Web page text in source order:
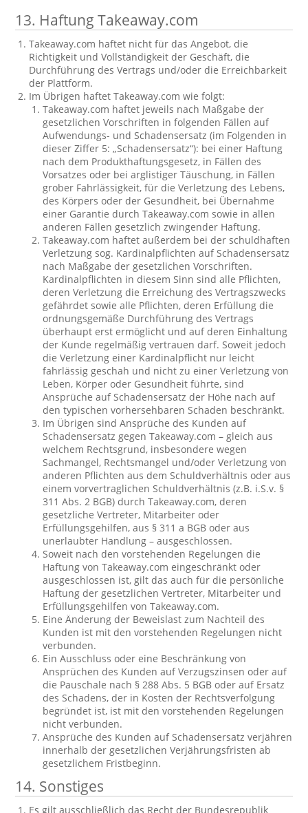
13. Haftung Takeaway.com
Takeaway.com haftet nicht für das Angebot, die
Richtigkeit und Vollständigkeit der Geschäft, die
Durchführung des Vertrags und/oder die Erreichbarkeit
der Plattform.
Im Übrigen haftet Takeaway.com wie folgt:
Takeaway.com haftet jeweils nach Maßgabe der
gesetzlichen Vorschriften in folgenden Fällen auf
Aufwendungs- und Schadensersatz (im Folgenden in
dieser Ziffer 5: „Schadensersatz“): bei einer Haftung
nach dem Produkthaftungsgesetz, in Fällen des
Vorsatzes oder bei arglistiger Täuschung, in Fällen
grober Fahrlässigkeit, für die Verletzung des Lebens,
des Körpers oder der Gesundheit, bei Übernahme
einer Garantie durch Takeaway.com sowie in allen
anderen Fällen gesetzlich zwingender Haftung.
Takeaway.com haftet außerdem bei der schuldhaften
Verletzung sog. Kardinalpflichten auf Schadensersatz
nach Maßgabe der gesetzlichen Vorschriften.
Kardinalpflichten in diesem Sinn sind alle Pflichten,
deren Verletzung die Erreichung des Vertragszwecks
gefährdet sowie alle Pflichten, deren Erfüllung die
ordnungsgemäße Durchführung des Vertrags
überhaupt erst ermöglicht und auf deren Einhaltung
der Kunde regelmäßig vertrauen darf. Soweit jedoch
die Verletzung einer Kardinalpflicht nur leicht
fahrlässig geschah und nicht zu einer Verletzung von
Leben, Körper oder Gesundheit führte, sind
Ansprüche auf Schadensersatz der Höhe nach auf
den typischen vorhersehbaren Schaden beschränkt.
Im Übrigen sind Ansprüche des Kunden auf
Schadensersatz gegen Takeaway.com – gleich aus
welchem Rechtsgrund, insbesondere wegen
Sachmangel, Rechtsmangel und/oder Verletzung von
anderen Pflichten aus dem Schuldverhältnis oder aus
einem vorvertraglichen Schuldverhältnis (z.B. i.S.v. §
311 Abs. 2 BGB) durch Takeaway.com, deren
gesetzliche Vertreter, Mitarbeiter oder
Erfüllungsgehilfen, aus § 311 a BGB oder aus
unerlaubter Handlung – ausgeschlossen.
Soweit nach den vorstehenden Regelungen die
Haftung von Takeaway.com eingeschränkt oder
ausgeschlossen ist, gilt das auch für die persönliche
Haftung der gesetzlichen Vertreter, Mitarbeiter und
Erfüllungsgehilfen von Takeaway.com.
Eine Änderung der Beweislast zum Nachteil des
Kunden ist mit den vorstehenden Regelungen nicht
verbunden.
Ein Ausschluss oder eine Beschränkung von
Ansprüchen des Kunden auf Verzugszinsen oder auf
die Pauschale nach § 288 Abs. 5 BGB oder auf Ersatz
des Schadens, der in Kosten der Rechtsverfolgung
begründet ist, ist mit den vorstehenden Regelungen
nicht verbunden.
Ansprüche des Kunden auf Schadensersatz verjähren
innerhalb der gesetzlichen Verjährungsfristen ab
gesetzlichem Fristbeginn.
14. Sonstiges
Es gilt ausschließlich das Recht der Bundesrepublik